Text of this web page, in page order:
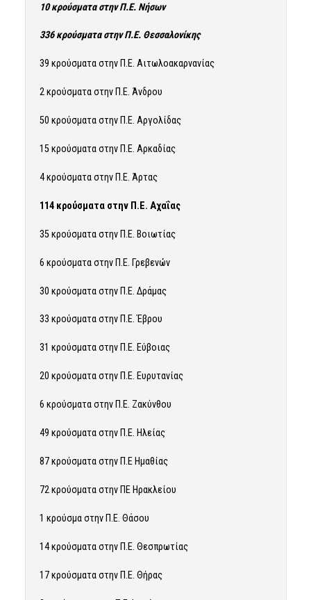
10 κρούσματα στην Π.Ε. Νήσων
336 κρούσματα στην Π.Ε. Θεσσαλονίκης
39 κρούσματα στην Π.Ε. Αιτωλοακαρνανίας
2 κρούσματα στην Π.Ε. Άνδρου
50 κρούσματα στην Π.Ε. Αργολίδας
15 κρούσματα στην Π.Ε. Αρκαδίας
4 κρούσματα στην Π.Ε. Άρτας
114 κρούσματα στην Π.Ε. Αχαΐας
35 κρούσματα στην Π.Ε. Βοιωτίας
6 κρούσματα στην Π.Ε. Γρεβενών
30 κρούσματα στην Π.Ε. Δράμας
33 κρούσματα στην Π.Ε. Έβρου
31 κρούσματα στην Π.Ε. Εύβοιας
20 κρούσματα στην Π.Ε. Ευρυτανίας
6 κρούσματα στην Π.Ε. Ζακύνθου
49 κρούσματα στην Π.Ε. Ηλείας
87 κρούσματα στην Π.Ε Ημαθίας
72 κρούσματα στην ΠΕ Ηρακλείου
1 κρούσμα στην Π.Ε. Θάσου
14 κρούσματα στην Π.Ε. Θεσπρωτίας
17 κρούσματα στην Π.Ε. Θήρας